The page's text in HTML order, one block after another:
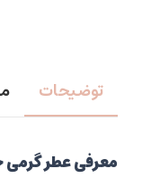
توضیحات
معرفی عطر